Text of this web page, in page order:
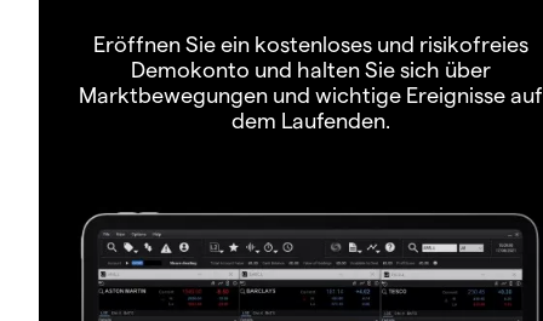
Eröffnen Sie ein kostenloses und risikofreies
Demokonto und halten Sie sich über
Marktbewegungen und wichtige Ereignisse auf
dem Laufenden.